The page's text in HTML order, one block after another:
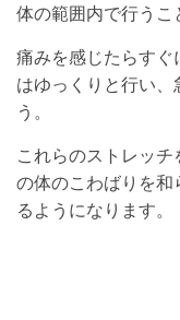
体の範囲内で行うこ
痛みを感じたらす
はゆっくりと行い
う。
これらのストレッ
の体のこわばりを和
るようになります。